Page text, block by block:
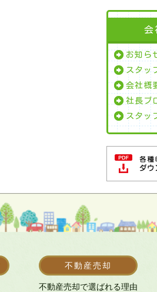
会
お知ら
スタッ
会社概
社長ブ
スタッ
不動産売却
不動産売却で選ばれる理由